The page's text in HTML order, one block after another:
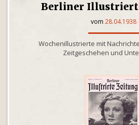
Berliner
vom 28.04.1938
Wochenillustrierte mit
Zeitgeschehen und